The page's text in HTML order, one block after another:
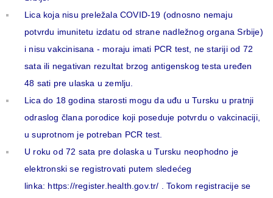
Lica koja nisu preležala COVID-19 (odnosno nemaju
potvrdu imunitetu izdatu od strane nadležnog organa Srbije)
i nisu vakcinisana - moraju imati PCR test, ne stariji od 72
sata ili negativan rezultat brzog antigenskog testa uređen
48 sati pre ulaska u zemlju.
Lica do 18 godina starosti mogu da uđu u Tursku u pratnji
odraslog člana porodice koji poseduje potvrdu o vakcinaciji,
u suprotnom je potreban PCR test.
U roku od 72 sata pre dolaska u Tursku neophodno je
elektronski se registrovati putem sledećeg
linka: https://register.health.gov.tr/ . Tokom registracije se